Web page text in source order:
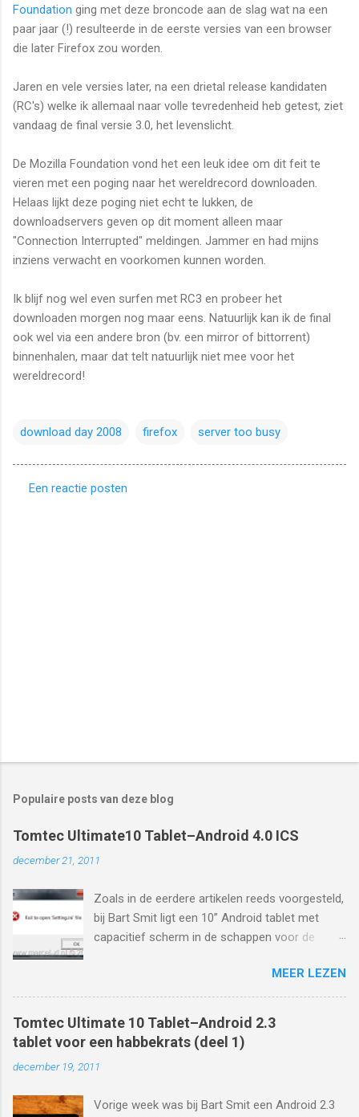
Foundation ging met deze broncode aan de slag wat na een
paar jaar (!) resulteerde in de eerste versies van een browser
die later Firefox zou worden.
Jaren en vele versies later, na een drietal release kandidaten
(RC's) welke ik allemaal naar volle tevredenheid heb getest, ziet
vandaag de final versie 3.0, het levenslicht.
De Mozilla Foundation vond het een leuk idee om dit feit te
vieren met een poging naar het wereldrecord downloaden.
Helaas lijkt deze poging niet echt te lukken, de
downloadservers geven op dit moment alleen maar
"Connection Interrupted" meldingen. Jammer en had mijns
inziens verwacht en voorkomen kunnen worden.
Ik blijf nog wel even surfen met RC3 en probeer het
downloaden morgen nog maar eens. Natuurlijk kan ik de final
ook wel via een andere bron (bv. een mirror of bittorrent)
binnenhalen, maar dat telt natuurlijk niet mee voor het
wereldrecord!
download day 2008 firefox server too busy
Een reactie posten
Populaire posts van deze blog
Tomtec Ultimate10 Tablet–Android 4.0 ICS
december 21, 2011
Zoals in de eerdere artikelen reeds voorgesteld,
bij Bart Smit ligt een 10” Android tablet met
capacitief scherm in de schappen voor de
deze tablet op Android 2.3, echter in
verschillende chineze filmpjes is de tablet te
zien met Android 4.0 ICS Blijkbaar is er een
update beschikbaar en inderdaad, in dit chinese
artikel is te lezen hoe de tablet naar Android 4.0
ICS te upgraden is:
111216948821.shtml Aangezien niet iedereen
MEER LEZEN
Tomtec Ultimate 10 Tablet–Android 2.3
tablet voor een habbekrats (deel 1)
december 19, 2011
Vorige week was bij Bart Smit een Android 2.3